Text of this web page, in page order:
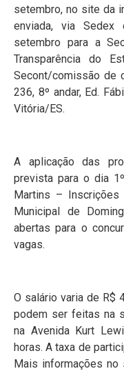
setembro, no site da
enviada, via
setembro para a
Transparência do
Secont/comissão de
236, 8º andar, Ed.
Vitória/ES.
A aplicação das
prevista para o dia
Martins – Inscrições
Municipal de
abertas para o
vagas.
O salário varia de R$
podem ser feitas na
na Avenida Kurt
horas. A taxa de
Mais informações no